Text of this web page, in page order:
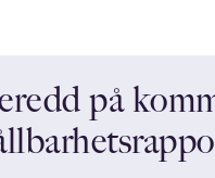
på